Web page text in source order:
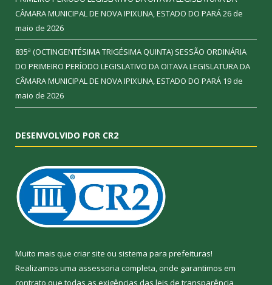
CÂMARA MUNICIPAL DE NOVA IPIXUNA, ESTADO DO PARÁ26 de
maio de 2026
835ª (OCTINGENTÉSIMA TRIGÉSIMA QUINTA) SESSÃO ORDINÁRIA
DO PRIMEIRO PERÍODO LEGISLATIVO DA OITAVA LEGISLATURA DA
CÂMARA MUNICIPAL DE NOVA IPIXUNA, ESTADO DO PARÁ 19 de
maio de 2026
DESENVOLVIDO POR CR2
Muito mais que criar site ou sistema para prefeituras!
Realizamos uma assessoria completa, onde garantimos em
contrato que todas as exigências das leis de transparência